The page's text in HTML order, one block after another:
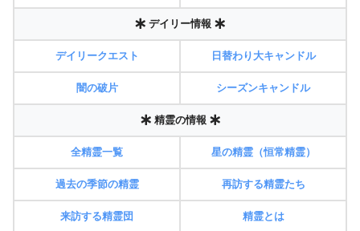
デイリー情報
デイリークエスト 日替わり大キャンドル
闇の破片 シーズンキャンドル
精霊の情報
全精霊一覧 星の精霊（恒常精霊）
過去の季節の精霊 再訪する精霊たち
来訪する精霊団 精霊とは